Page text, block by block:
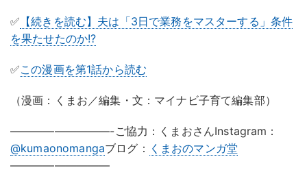
✅ 【続きを読む】夫は「3日で業務をマスターする」条件
を果たせたのか!?
✅この漫画を第1話から読む
（漫画：くまお／編集・文：マイナビ子育て編集部）
—————————-ご協力：くまおさんInstagram：
@kumaonomangaブログ： くまおのマンガ堂
—————————